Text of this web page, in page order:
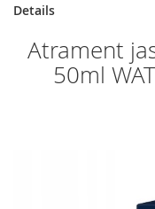
Details
Atrament
50ml